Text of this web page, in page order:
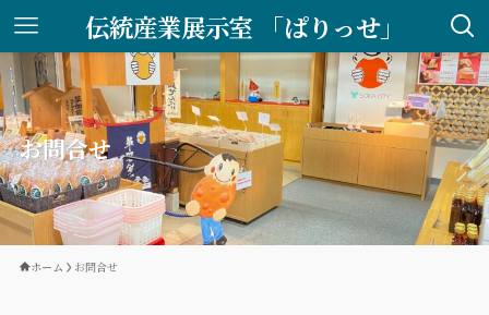
伝統産業展示室 「ぱりっせ」
お問合せ
ホーム お問合せ